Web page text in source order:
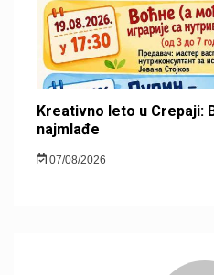
Kreativno leto u Crepaji:
najmlađe
07/08/2026